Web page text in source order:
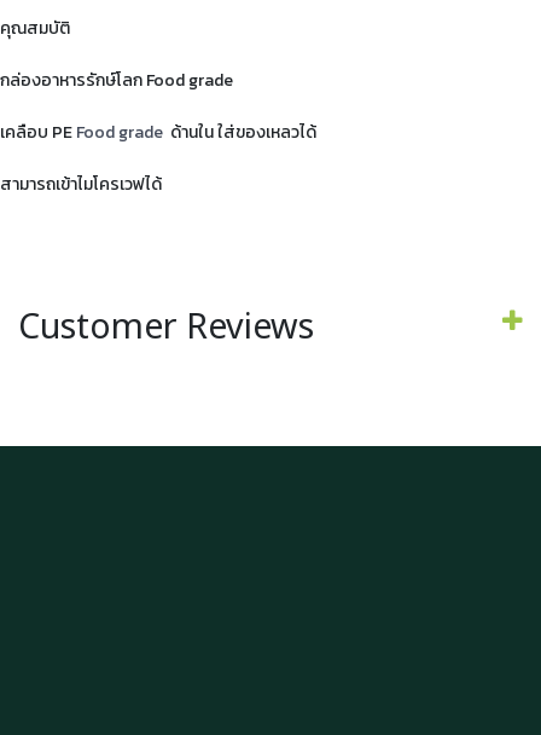
คุณสมบัติ
กล่องอาหารรักษ์โลก Food grade
เคลือบ PEFood grade ด้านใน ใส่ของเหลวได้
สามารถเข้าไมโครเวฟได้
Customer Reviews